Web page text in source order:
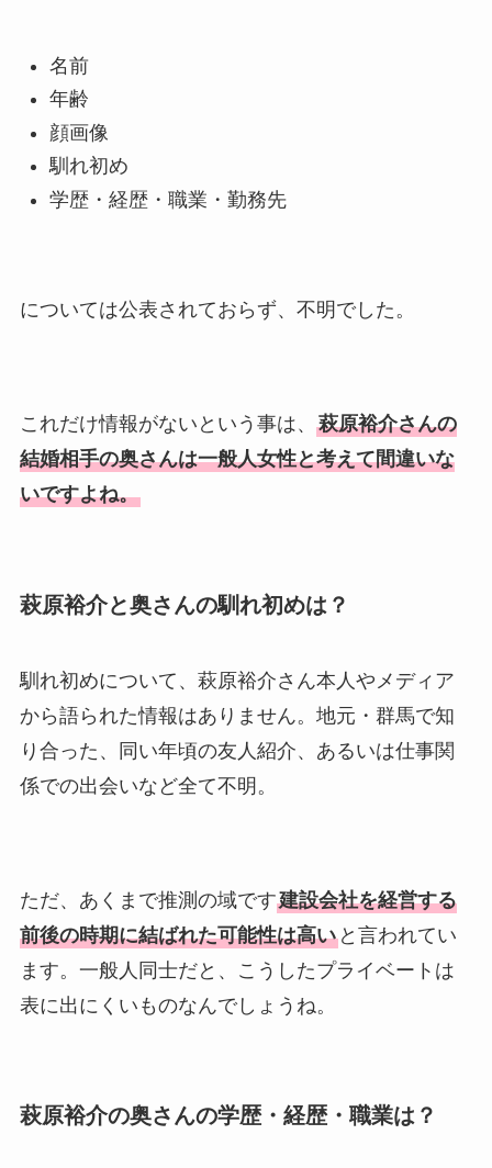
情報や離婚の噂も調査！
誰かも調査！
名前
年齢
顔画像
馴れ初め
学歴・経歴・職業・勤務先
については公表されておらず、不明でした。
これだけ情報がないという事は、 萩原裕介さんの
結婚相手の奥さんは一般人女性と考えて間違いな
いですよね。
萩原裕介と奥さんの馴れ初めは？
馴れ初めについて、萩原裕介さん本人やメディア
から語られた情報はありません。地元・群馬で知
り合った、同い年頃の友人紹介、あるいは仕事関
係での出会いなど全て不明。
ただ、あくまで推測の域です建設会社を経営する
前後の時期に結ばれた可能性は高いと言われてい
ます。一般人同士だと、こうしたプライベートは
表に出にくいものなんでしょうね。
萩原裕介の奥さんの学歴・経歴・職業は？